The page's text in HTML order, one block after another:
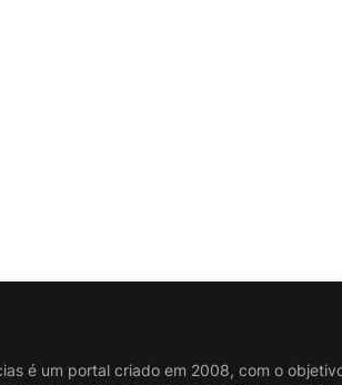
é um portal criado em 2008, com o